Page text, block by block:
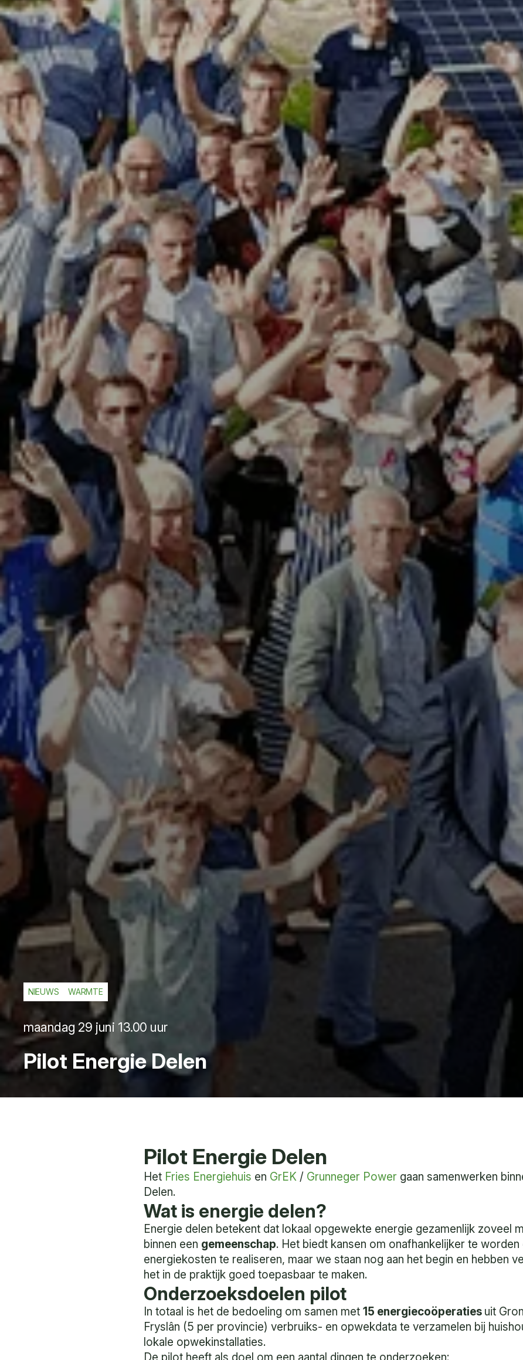
NIEUWS WARMTE
maandag 29 juni 13.00 uur
Pilot Energie Delen
Pilot Energie Delen
Het Fries Energiehuis en GrEK / Grunneger Power gaan samenwerken
Delen.
Wat is energie delen?
Energie delen betekent dat lokaal opgewekte energie gezamenlijk zoveel
binnen een gemeenschap. Het biedt kansen om onafhankelijker te worden
energiekosten te realiseren, maar we staan nog aan het begin en hebben
het in de praktijk goed toepasbaar te maken.
Onderzoeksdoelen pilot
In totaal is het de bedoeling om samen met15 energiecoöperaties uit
Fryslân (5 per provincie) verbruiks- en opwekdata te verzamelen bij
lokale opwekinstallaties.